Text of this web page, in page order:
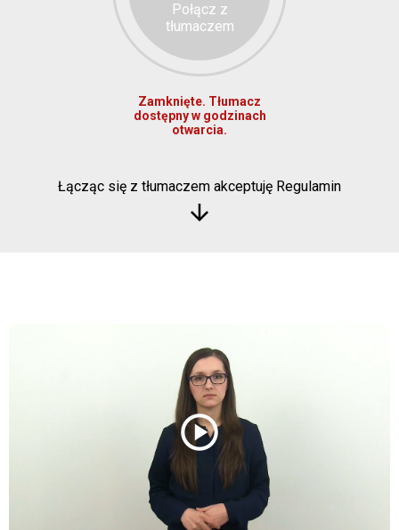
Połącz z
tłumaczem
Zamknięte. Tłumacz
dostępny w godzinach
otwarcia.
Łącząc się z tłumaczem akceptuję Regulamin
arrow_downward
play_circle